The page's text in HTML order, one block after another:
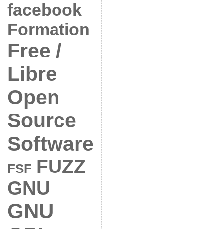
facebook
Formation
Free /
Libre
Open
Source
Software
FSF FUZZ
GNU
GNU